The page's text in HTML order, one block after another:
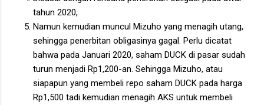
tahun 2020,
Namun kemudian muncul Mizuho yang menagih utang,
sehingga penerbitan obligasinya gagal. Perlu dicatat
bahwa pada Januari 2020, saham DUCK di pasar sudah
turun menjadi Rp1,200-an. Sehingga Mizuho, atau
siapapun yang membeli repo saham DUCK pada harga
Rp1,500 tadi kemudian menagih AKS untuk membeli